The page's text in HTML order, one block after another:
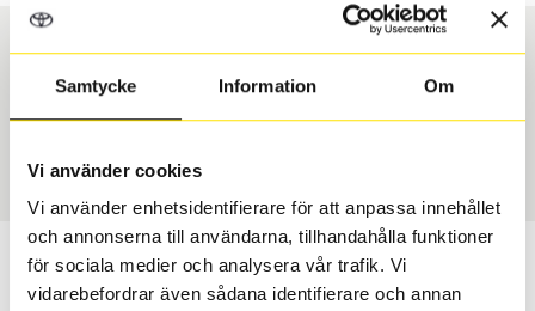
Samtycke Information Om
Vi använder cookies
Vi använder enhetsidentifierare för att anpassa innehållet
och annonserna till användarna, tillhandahålla funktioner
för sociala medier och analysera vår trafik. Vi
vidarebefordrar även sådana identifierare och annan
Däcktyp Däckstorlek
1353
Passar detta däck min bil?